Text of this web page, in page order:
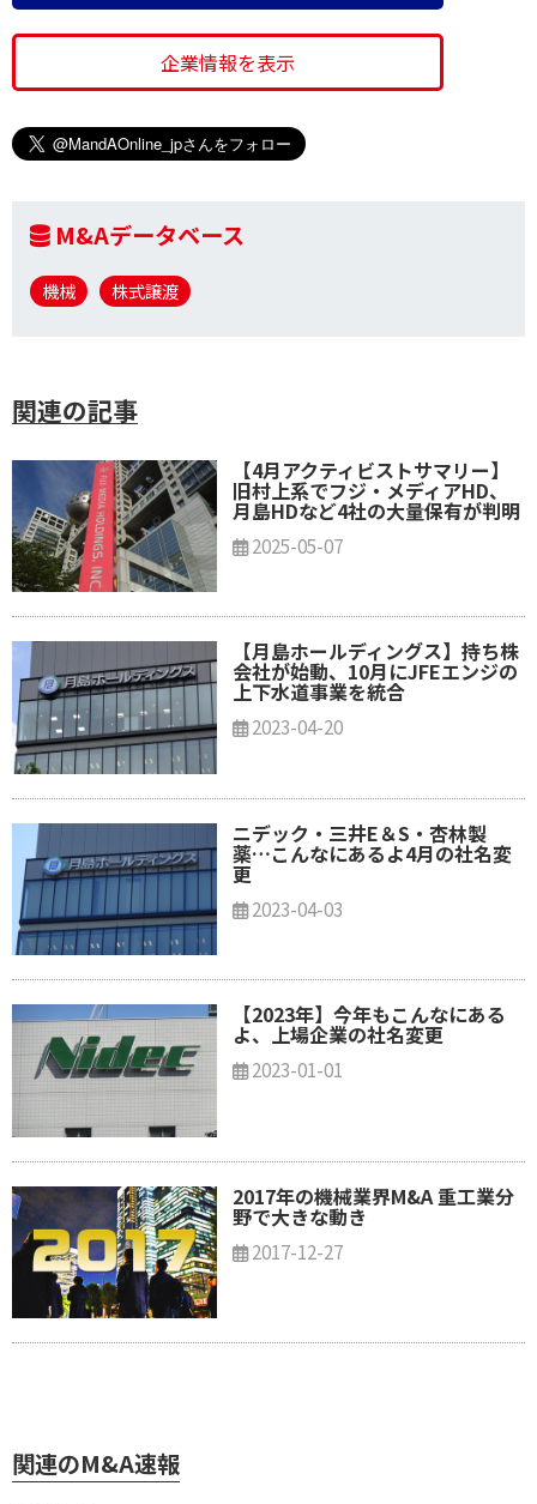
企業情報を表示
M&Aデータベース
機械 株式譲渡
関連の記事
【4月アクティビストサマリー】
旧村上系でフジ・メディアHD、
月島HDなど4社の大量保有が判明
2025-05-07
【月島ホールディングス】持ち株
会社が始動、10月にJFEエンジの
上下水道事業を統合
2023-04-20
ニデック・三井E＆S・杏林製
薬…こんなにあるよ4月の社名変
更
2023-04-03
【2023年】今年もこんなにある
よ、上場企業の社名変更
2023-01-01
2017年の機械業界M&A 重工業分
野で大きな動き
2017-12-27
関連のM&A速報